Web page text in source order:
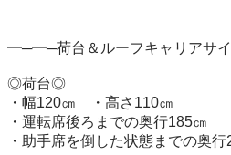
━─━─荷台＆ルーフキャリアサ
◎荷台◎
・幅120㎝　・高さ110㎝
・運転席後ろまでの奥行185㎝
・助手席を倒した状態までの奥行